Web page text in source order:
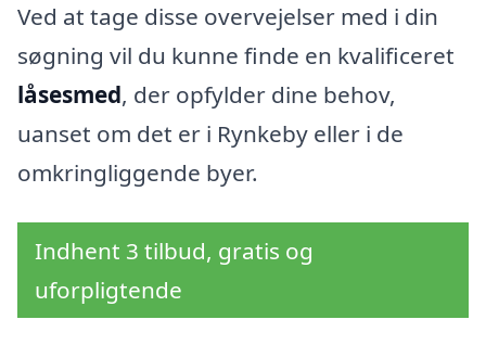
Ved at tage disse overvejelser med i din
søgning vil du kunne finde en kvalificeret
låsesmed, der opfylder dine behov,
uanset om det er i Rynkeby eller i de
omkringliggende byer.
Indhent 3 tilbud, gratis og
uforpligtende